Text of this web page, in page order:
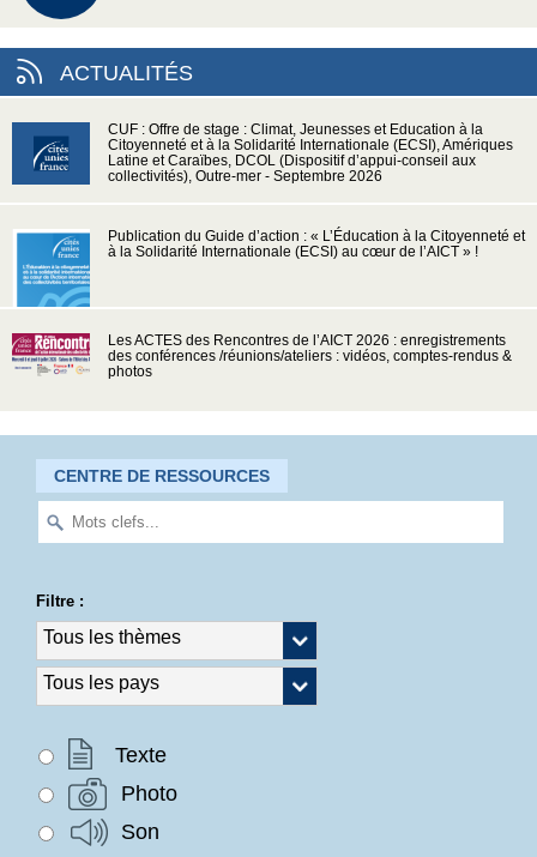
ACTUALITÉS
CUF : Offre de stage : Climat, Jeunesses et Education à la
Citoyenneté et à la Solidarité Internationale (ECSI), Amériques
Latine et Caraïbes, DCOL (Dispositif d’appui-conseil aux
collectivités), Outre-mer - Septembre 2026
Publication du Guide d’action : « L’Éducation à la Citoyenneté et
à la Solidarité Internationale (ECSI) au cœur de l’AICT » !
Les ACTES des Rencontres de l’AICT 2026 : enregistrements
des conférences /réunions/ateliers : vidéos, comptes-rendus &
photos
CENTRE DE RESSOURCES
Filtre :
Texte
Photo
Son